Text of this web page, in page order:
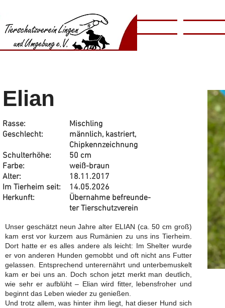
​​Animal
​ShelterHome
Elian
Rasse:
Geschlecht:
Schulterhöhe:
Farbe:
Alter:
Im Tierheim seit:
Herkunft:
Mischling
männlich, kastriert,
Chipkennzeichnung
50 cm
weiß-braun
18.11.2017
14.05.2026
Übernahme befreunde-
ter Tierschutzverein
Unser geschätzt neun Jahre alter ELIAN (ca. 50 cm groß)
kam erst vor kurzem aus Rumänien zu uns ins Tierheim.
Dort hatte er es alles andere als leicht: Im Shelter wurde
er von anderen Hunden gemobbt und oft nicht ans Futter
gelassen. Entsprechend unterernährt und unterbemuskelt
kam er bei uns an. Doch schon jetzt merkt man deutlich,
wie sehr er aufblüht – Elian wird fitter, lebensfroher und
beginnt das Leben wieder zu genießen.
Und trotz allem, was hinter ihm liegt, hat dieser Hund sich